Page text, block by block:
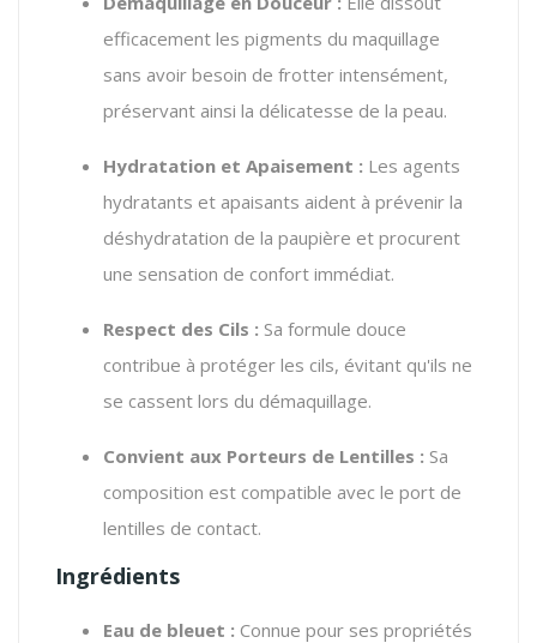
efficacement les pigments du maquillage
sans avoir besoin de frotter intensément,
préservant ainsi la délicatesse de la peau.
Hydratation et Apaisement : Les agents
hydratants et apaisants aident à prévenir la
déshydratation de la paupière et procurent
une sensation de confort immédiat.
Respect des Cils : Sa formule douce
contribue à protéger les cils, évitant qu'ils ne
se cassent lors du démaquillage.
Convient aux Porteurs de Lentilles : Sa
composition est compatible avec le port de
lentilles de contact.
Ingrédients
Eau de bleuet : Connue pour ses propriétés